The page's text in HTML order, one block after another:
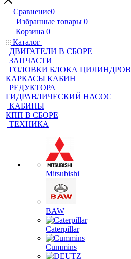
Сравнение0
Избранные товары 0
Корзина 0
Каталог
ДВИГАТЕЛИ В СБОРЕ
ЗАПЧАСТИ
ГОЛОВКИ БЛОКА ЦИЛИНДРОВ
КАРКАСЫ КАБИН
РЕДУКТОРА
ГИДРАВЛИЧЕСКИЙ НАСОС
КАБИНЫ
КПП В СБОРЕ
ТЕХНИКА
Mitsubishi
BAW
Caterpillar
Cummins